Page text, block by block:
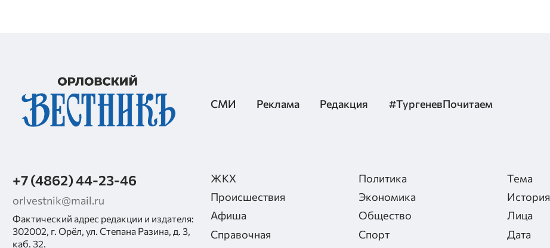
СМИ Реклама Редакция #ТургеневПочитаем
+7 (4862) 44-23-46
orlvestnik@mail.ru
Фактический адрес редакции и издателя:
302002, г. Орёл, ул. Степана Разина, д. 3,
каб. 32.
ЖКХ
Происшествия
Афиша
Справочная
Политика
Экономика
Общество
Спорт
Тема
История
Лица
Дата